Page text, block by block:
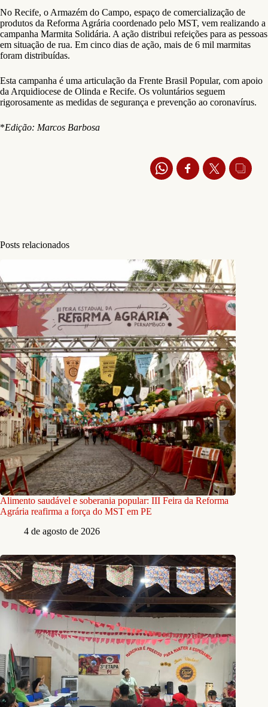
No Recife, o Armazém do Campo, espaço de comercialização de
produtos da Reforma Agrária coordenado pelo MST, vem realizando a
campanha Marmita Solidária. A ação distribui refeições para as pessoas
em situação de rua. Em cinco dias de ação, mais de 6 mil marmitas
foram distribuídas.
Esta campanha é uma articulação da Frente Brasil Popular, com apoio
da Arquidiocese de Olinda e Recife. Os voluntários seguem
rigorosamente as medidas de segurança e prevenção ao coronavírus.
*Edição: Marcos Barbosa
Posts relacionados
Alimento saudável e soberania popular: III Feira da Reforma
Agrária reafirma a força do MST em PE
4 de agosto de 2026